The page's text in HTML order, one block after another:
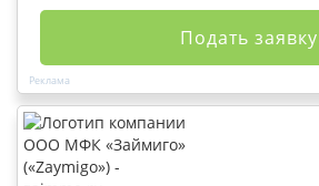
Подать заявку